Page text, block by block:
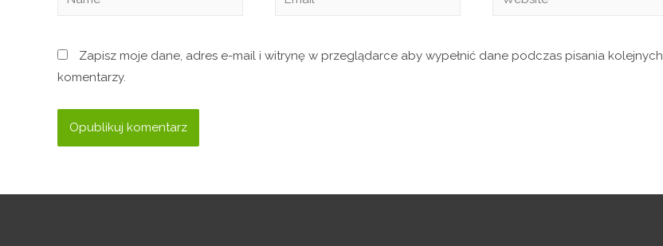
Zapisz moje dane, adres e-mail i witrynę w przeglądarce aby wypełnić dane podczas pisania kolejnych
komentarzy.